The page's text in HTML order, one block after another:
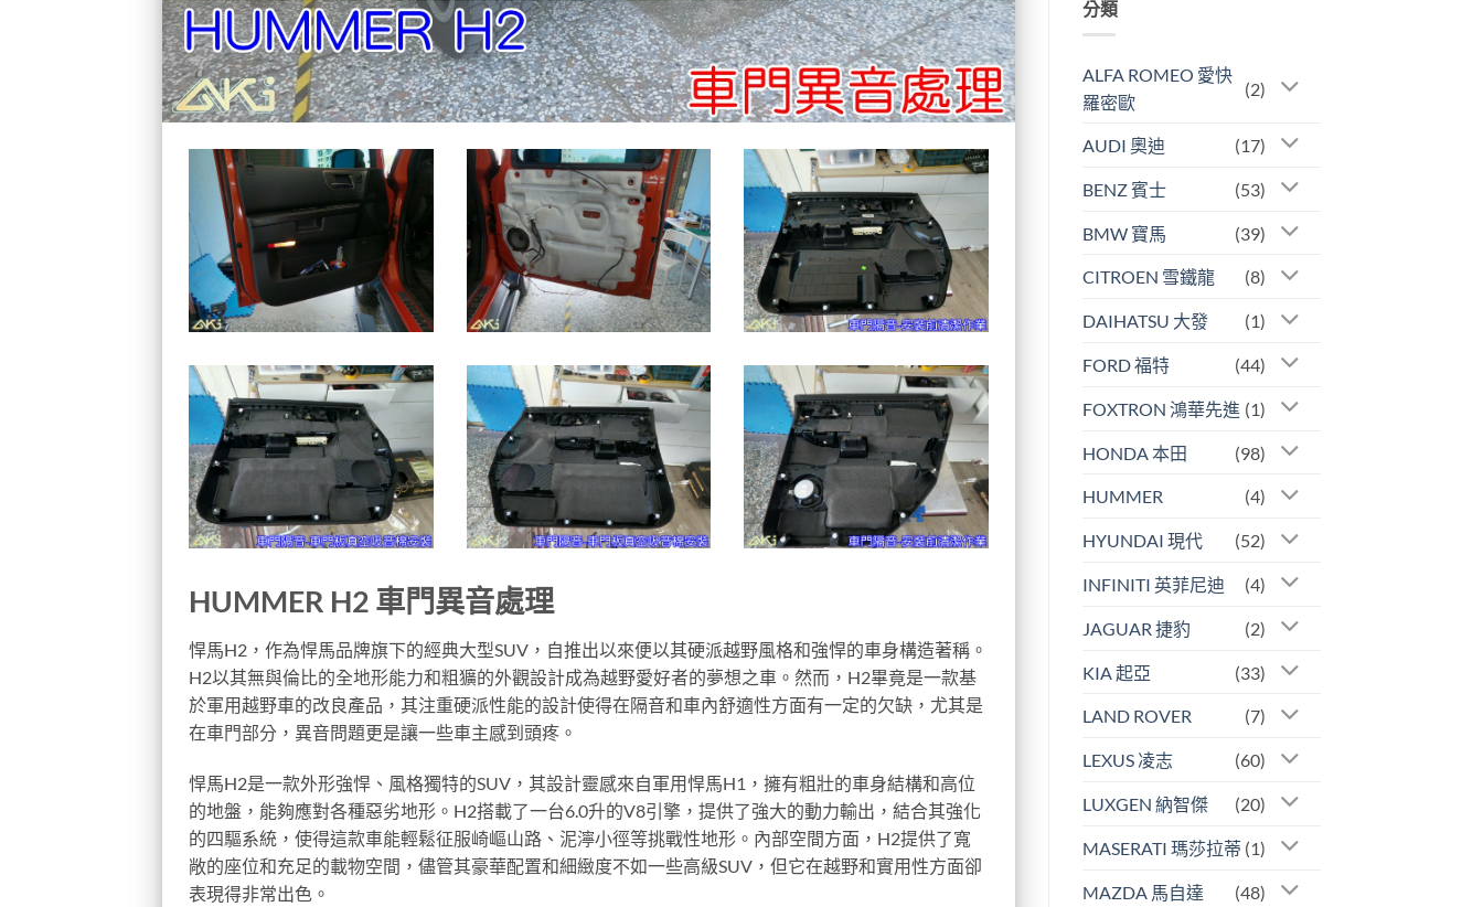
HUMMER H2 車門異音處理
悍馬H2，作為悍馬品牌旗下的經典大型SUV，自推出以來便以其硬派越野風格和強悍的車身構造著稱。
H2以其無與倫比的全地形能力和粗獷的外觀設計成為越野愛好者的夢想之車。然而，H2畢竟是一款基
於軍用越野車的改良產品，其注重硬派性能的設計使得在隔音和車內舒適性方面有一定的欠缺，尤其是
在車門部分，異音問題更是讓一些車主感到頭疼。
悍馬H2是一款外形強悍、風格獨特的SUV，其設計靈感來自軍用悍馬H1，擁有粗壯的車身結構和高位
的地盤，能夠應對各種惡劣地形。H2搭載了一台6.0升的V8引擎，提供了強大的動力輸出，結合其強化
的四驅系統，使得這款車能輕鬆征服崎嶇山路、泥濘小徑等挑戰性地形。內部空間方面，H2提供了寬
敞的座位和充足的載物空間，儘管其豪華配置和細緻度不如一些高級SUV，但它在越野和實用性方面卻
表現得非常出色。
分類
ALFA ROMEO 愛快
羅密歐
(2)
AUDI 奧迪 (17)
BENZ 賓士 (53)
BMW 寶馬 (39)
CITROEN 雪鐵龍 (8)
DAIHATSU 大發 (1)
FORD 福特 (44)
FOXTRON 鴻華先進 (1)
HONDA 本田 (98)
HUMMER (4)
HYUNDAI 現代 (52)
INFINITI 英菲尼迪 (4)
JAGUAR 捷豹 (2)
KIA 起亞 (33)
LAND ROVER (7)
LEXUS 凌志 (60)
LUXGEN 納智傑 (20)
MASERATI 瑪莎拉蒂 (1)
MAZDA 馬自達 (48)